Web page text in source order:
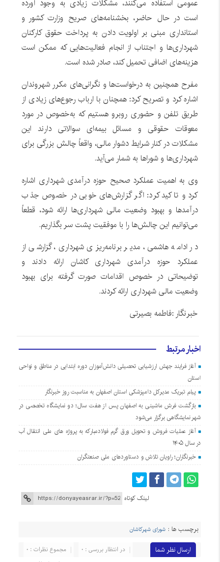
عمومی استفاده می‌کنند، مشکلات زیادی به وجود آورده
است در حال حاضر، بخشنامه‌های صریح وزارت کشور و
استانداری مبنی بر اولویت دادن به پرداخت حقوق کارکنان
شهرداری‌ها و اجتناب از انجام فعالیت‌هایی که ممکن است
هزینه‌های اضافی تحمیل کند، صادر شده است.
مفرح همچنین به درخواست‌ها و نگرانی‌های مکرر شهروندان
اشاره کرد و تصریح کرد: همچنان با ارباب رجوع‌های زیادی از
طریق تلفن و حضوری روبرو هستیم که به‌خصوص در مورد
معوقات حقوقی و مسائل بیمه‌ای سوالاتی دارند این
مشکلات در کنار شرایط دشوار مالی، واقعاً چالش بزرگی برای
شهرداری‌ها و شوراها به شمار می‌آید.
وی به اهمیت عملکرد صحیح حوزه درآمدی شهرداری اشاره
کرد و تاکید کرد: اگر گزارش‌های خوبی در خصوص جذب
درآمدها و بهبود وضعیت مالی شهرداری‌ها ارائه شود، قطعاً
می‌توانیم این چالش‌ها را با موفقیت پشت سر بگذاریم.
در ادامه هاشمی، مدیر برنامه‌ریزی شهرداری، گزارشی از
عملکرد حوزه درآمدی شهرداری کاشان ارائه دادند و
توضیحاتی در خصوص اقدامات صورت گرفته برای بهبود
وضعیت مالی شهرداری ارائه کردند.
خبرنگار :فاطمه بصیرتی
اخبار مرتبط
آغاز فرایند جهش ارزشیابی تحصیلی دانش‌آموزان دوره ابتدایی در مناطق و نواحی
استان
پیام تبریک مدیرکل دامپزشکی استان اصفهان به مناسبت روز خبرنگار
بازگشت فرش ماشینی به اصفهان پس از هفت سال؛ دو نمایشگاه تخصصی در
شهر نمایشگاهی برگزار می‌شود
آغاز عملیات فروش و تحویل ورق گرم فولادمبارکه به پروژه های ملی انتقال آب
در سال ۱۴۰۵
خبرنگاران؛ راویان تلاش و دستاوردهای ملی صنعتگران
لینک کوتاه
برچسب ها : شورای شهرکاشان
ارسال نظر شما مجموع نظرات : 0
در انتظار بررسی : 0